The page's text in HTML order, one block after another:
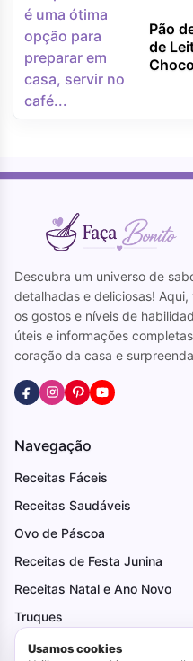
Pão
de
Descubra um universo de
detalhadas e deliciosas!
os gostos e níveis de
úteis e informações
coração da casa e
Navegação
Receitas Fáceis
Receitas Saudáveis
Ovo de Páscoa
Receitas de Festa Junina
Receitas Natal e Ano Novo
Truques
Usamos cookies